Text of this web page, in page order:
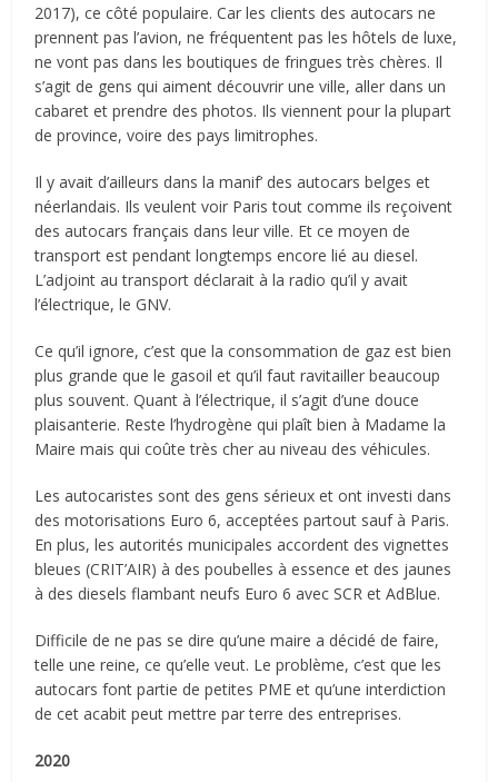
2017), ce côté populaire. Car les clients des autocars ne
prennent pas l’avion, ne fréquentent pas les hôtels de luxe,
ne vont pas dans les boutiques de fringues très chères. Il
s’agit de gens qui aiment découvrir une ville, aller dans un
cabaret et prendre des photos. Ils viennent pour la plupart
de province, voire des pays limitrophes.
Il y avait d’ailleurs dans la manif’ des autocars belges et
néerlandais. Ils veulent voir Paris tout comme ils reçoivent
des autocars français dans leur ville. Et ce moyen de
transport est pendant longtemps encore lié au diesel.
L’adjoint au transport déclarait à la radio qu’il y avait
l’électrique, le GNV.
Ce qu’il ignore, c’est que la consommation de gaz est bien
plus grande que le gasoil et qu’il faut ravitailler beaucoup
plus souvent. Quant à l’électrique, il s’agit d’une douce
plaisanterie. Reste l’hydrogène qui plaît bien à Madame la
Maire mais qui coûte très cher au niveau des véhicules.
Les autocaristes sont des gens sérieux et ont investi dans
des motorisations Euro 6, acceptées partout sauf à Paris.
En plus, les autorités municipales accordent des vignettes
bleues (CRIT’AIR) à des poubelles à essence et des jaunes
à des diesels flambant neufs Euro 6 avec SCR et AdBlue.
Difficile de ne pas se dire qu’une maire a décidé de faire,
telle une reine, ce qu’elle veut. Le problème, c’est que les
autocars font partie de petites PME et qu’une interdiction
de cet acabit peut mettre par terre des entreprises.
2020